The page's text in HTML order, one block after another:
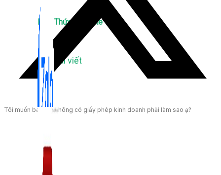
Kiến Thức Website
309 bài viết
Tôi muốn bán mà không có giấy phép kinh doanh phải làm sao ạ?